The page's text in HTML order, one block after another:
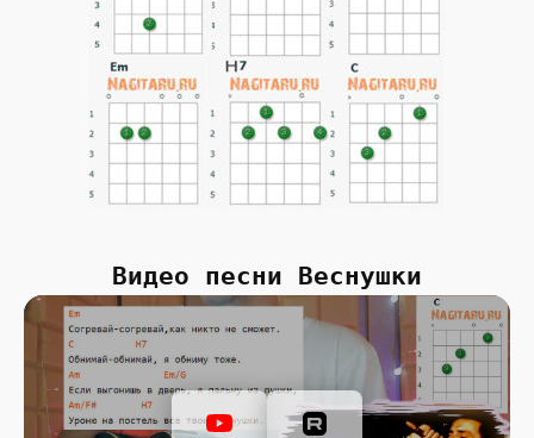
Видео песни Веснушки